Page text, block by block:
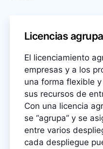
Licencias
El licenciamiento
empresas y a los
una forma flexible
sus recursos de
Con una licencia
se “agrupa” y se
entre varios
cada despliegue